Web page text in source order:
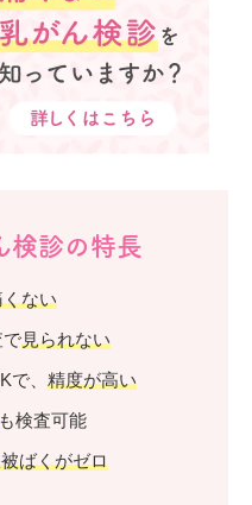
検診の特長
くない
で見られない
、 精度が高い
も検査可能
ばくがゼロ